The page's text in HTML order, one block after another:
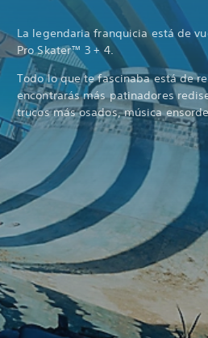
La legendaria franquicia está de
Pro Skater™ 3 + 4.
Todo lo que te fascinaba está de
encontrarás más patinadores
trucos más osados, música